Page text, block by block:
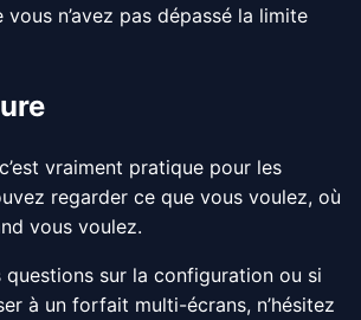
vous n’avez pas dépassé la limite
vraiment pratique pour les
regarder ce que vous voulez, où
vous voulez.
questions sur la configuration ou si
à un forfait multi-écrans, n’hésitez